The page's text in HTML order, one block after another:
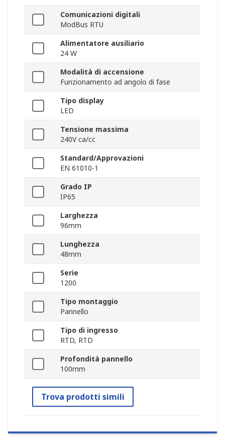
Comunicazioni digitali
ModBus RTU
Alimentatore ausiliario
24 W
Modalità di accensione
Funzionamento ad angolo di fase
Tipo display
LED
Tensione massima
240V ca/cc
Standard/Approvazioni
EN 61010-1
Grado IP
IP65
Larghezza
96mm
Lunghezza
48mm
Serie
1200
Tipo montaggio
Pannello
Tipo di ingresso
RTD, RTD
Profondità pannello
100mm
Trova prodotti simili